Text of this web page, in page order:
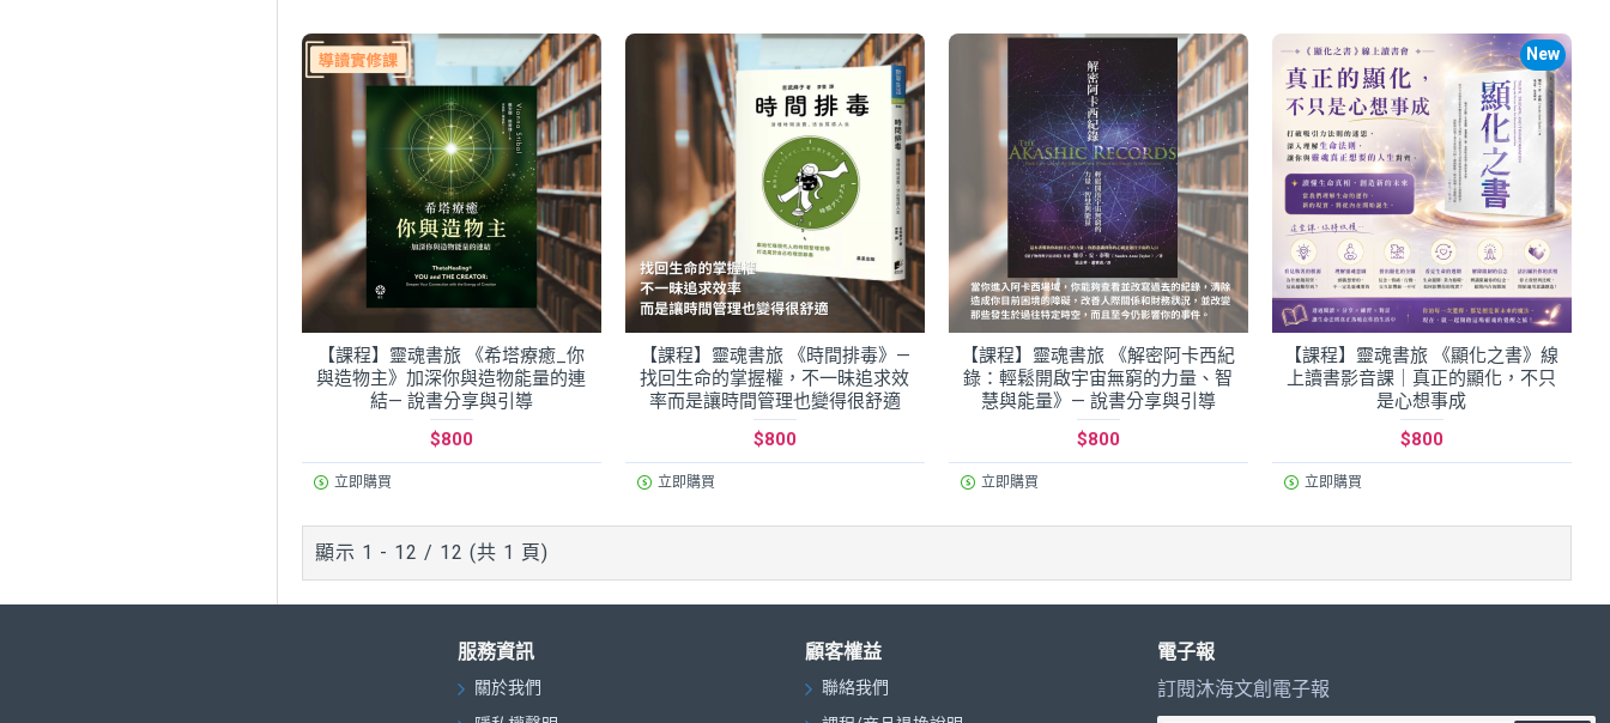
【課程】靈魂書旅 《希塔療癒_你
與造物主》加深你與造物能量的連
結— 說書分享與引導
$800
立即購買
【課程】靈魂書旅 《時間排毒》—
找回生命的掌握權，不一昧追求效
率而是讓時間管理也變得很舒適
$800
立即購買
【課程】靈魂書旅 《解密阿卡西紀
錄：輕鬆開啟宇宙無窮的力量、智
慧與能量》— 說書分享與引導
$800
立即購買
New
【課程】靈魂書旅 《顯化之書》線
上讀書影音課｜真正的顯化，不只
是心想事成
$800
立即購買
顯示 1 - 12 / 12 (共 1 頁)
服務資訊
關於我們
顧客權益
聯絡我們
電子報
訂閱沐海文創電子報